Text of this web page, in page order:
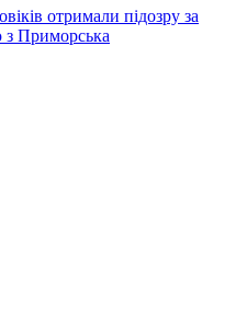
отримали підозру за
з Приморська